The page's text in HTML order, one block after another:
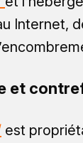
Internet,
et
est